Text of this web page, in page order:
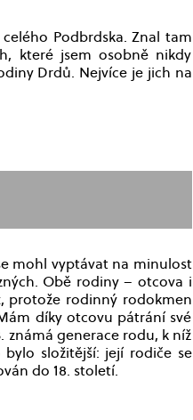
Podbrdska. Znal tam
které jsem osobně nikdy
Drdů. Nejvíce je jich na
mohl vyptávat na minulost
Obě rodiny – otcova i
protože rodinný rodokmen
díky otcovu pátrání své
známá generace rodu, k níž
složitější: její rodiče se
do 18. století.